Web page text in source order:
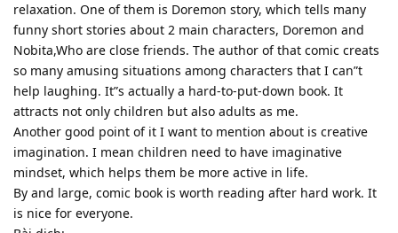
relaxation. One of them is Doremon story, which tells many
funny short stories about 2 main characters, Doremon and
Nobita,Who are close friends. The author of that comic creats
so many amusing situations among characters that I can”t
help laughing. It”s actually a hard-to-put-down book. It
attracts not only children but also adults as me.
Another good point of it I want to mention about is creative
imagination. I mean children need to have imaginative
mindset, which helps them be more active in life.
By and large, comic book is worth reading after hard work. It
is nice for everyone.